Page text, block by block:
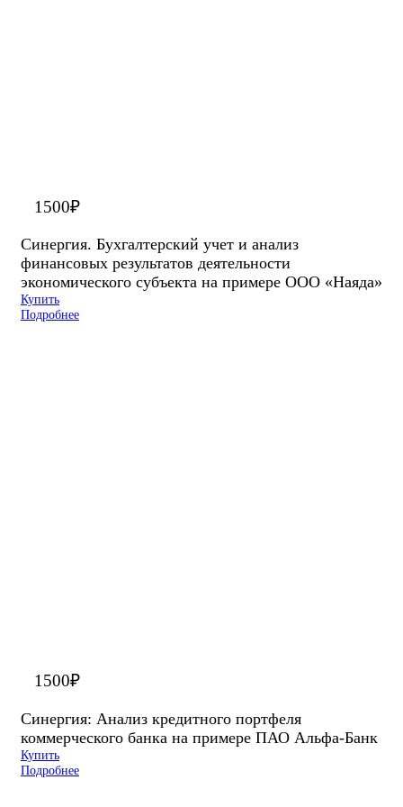
1500₽
Синергия. Бухгалтерский учет и анализ
финансовых результатов деятельности
экономического субъекта на примере ООО «Наяда»
Купить
Подробнее
1500₽
Синергия: Анализ кредитного портфеля
коммерческого банка на примере ПАО Альфа-Банк
Купить
Подробнее